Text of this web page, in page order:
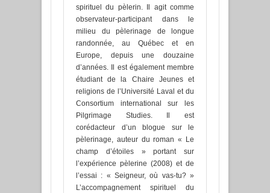
spirituel du pèlerin. Il agit comme
observateur-participant dans le
milieu du pèlerinage de longue
randonnée, au Québec et en
Europe, depuis une douzaine
d’années. Il est également membre
étudiant de la Chaire Jeunes et
religions de l’Université Laval et du
Consortium international sur les
Pilgrimage Studies. Il est
corédacteur d’un blogue sur le
pèlerinage, auteur du roman « Le
champ d’étoiles » portant sur
l’expérience pèlerine (2008) et de
l’essai : « Seigneur, où vas-tu? »
L’accompagnement spirituel du